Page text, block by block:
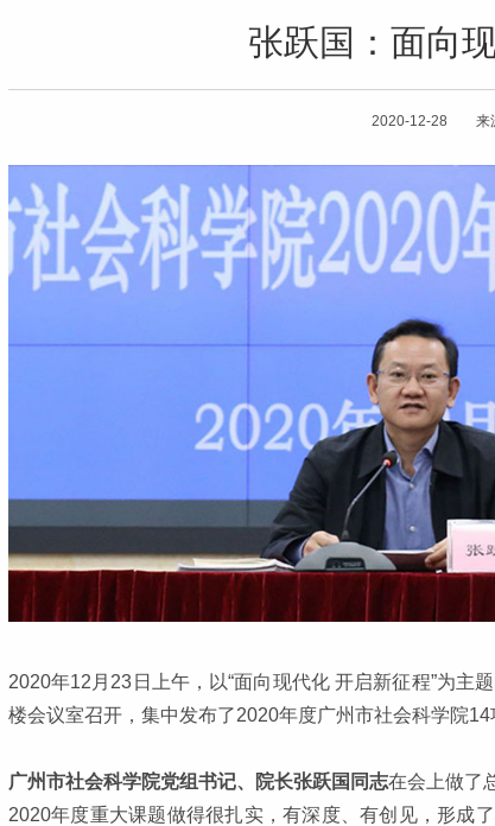
张跃国：面向
2020-12-28 来源
2020年12月23日上午，以“面向现代化 开启新征程”为主
楼会议室召开，集中发布了2020年度广州市社会科学院14
广州市社会科学院党组书记、院长张跃国同志在会上做了
2020年度重大课题做得很扎实，有深度、有创见，形成